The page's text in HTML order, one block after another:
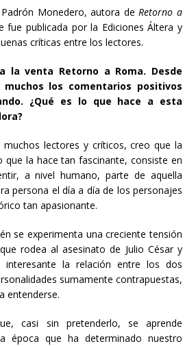
Monedero, autora deRetorno a
fue publicada por la Ediciones Áltera y
críticas entre los lectores.
la venta Retorno a Roma. Desde
los comentarios positivos
¿Qué es lo que hace a esta
lectores y críticos, creo que la
que la hace tan fascinante, consiste en
a nivel humano, parte de aquella
persona el día a día de los personajes
tan apasionante.
se experimenta una creciente tensión
rodea al asesinato de Julio César y
interesante la relación entre los dos
sumamente contrapuestas,
entenderse.
casi sin pretenderlo, se aprende
época que ha determinado nuestro